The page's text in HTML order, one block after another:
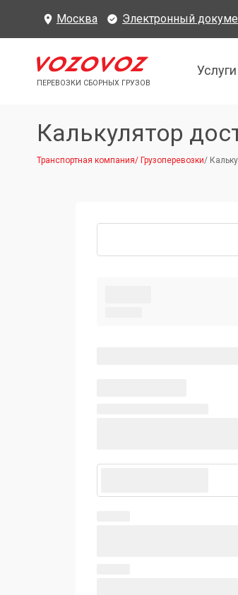
Москва Электронный
ПЕРЕВОЗКИ СБОРНЫХ ГРУЗОВ
Услуги
Калькулятор
Транспортная компания/ Грузоперевозки/